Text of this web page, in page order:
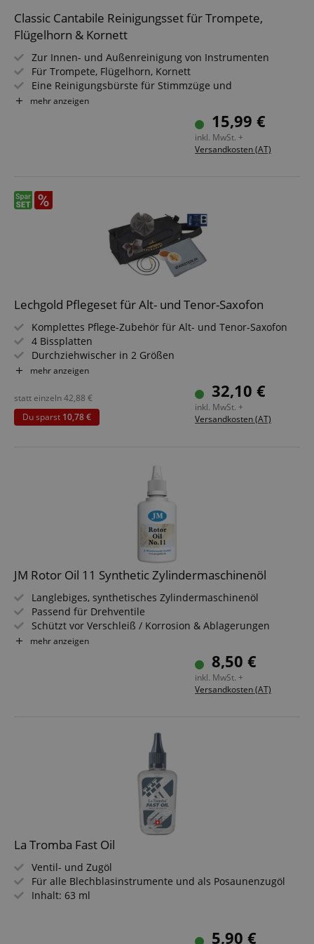
Classic Cantabile Reinigungsset für Trompete,
Flügelhorn & Kornett
Zur Innen- und Außenreinigung von Instrumenten
Für Trompete, Flügelhorn, Kornett
Eine Reinigungsbürste für Stimmzüge und
Ventilbohrungen
Eine Reinigungsbürste für die Ventilzylinder
Einen doppelten Spiralreiniger für die Rohre
Ein Poliertuch, inkl. Zug-Öl und Ventil-Öl
mehr anzeigen
15,99 €
inkl. MwSt. +
Versandkosten (AT)
Lechgold Pflegeset für Alt- und Tenor-Saxofon
Komplettes Pflege-Zubehör für Alt- und Tenor-Saxofon
4 Bissplatten
Durchziehwischer in 2 Größen
Korkfett und Mikrofasertuch
Alles verstaut in robuster Tasche mit Halteschlaufe
mehr anzeigen
32,10 €
inkl. MwSt. +
Versandkosten (AT)
statt einzeln42,88 €
Du sparst 10,78 €
JM Rotor Oil 11 Synthetic Zylindermaschinenöl
Langlebiges, synthetisches Zylindermaschinenöl
Passend für Drehventile
Schützt vor Verschleiß / Korrosion & Ablagerungen
Geruchsneutral - nicht klumpend
mehr anzeigen
8,50 €
inkl. MwSt. +
Versandkosten (AT)
La Tromba Fast Oil
Ventil- und Zugöl
Für alle Blechblasinstrumente und als Posaunenzugöl
Inhalt: 63 ml
5,90 €